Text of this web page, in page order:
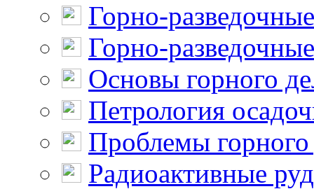
Горно-
Горно-
Основы горного
Петрология
Проблемы горного
Радиоактивные